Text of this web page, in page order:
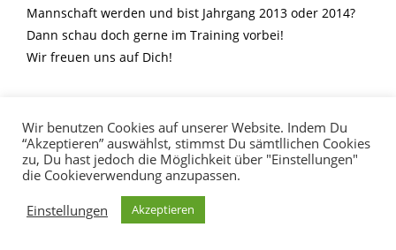
Mannschaft werden und bist Jahrgang 2013 oder 2014?
Dann schau doch gerne im Training vorbei!
Wir freuen uns auf Dich!
Datenschutzerklärung
Copyright 2020 | HG Ansbach
Wir benutzen Cookies auf unserer Website. Indem Du
“Akzeptieren” auswählst, stimmst Du sämtllichen Cookies
zu, Du hast jedoch die Möglichkeit über "Einstellungen"
die Cookieverwendung anzupassen.
Einstellungen
Akzeptieren